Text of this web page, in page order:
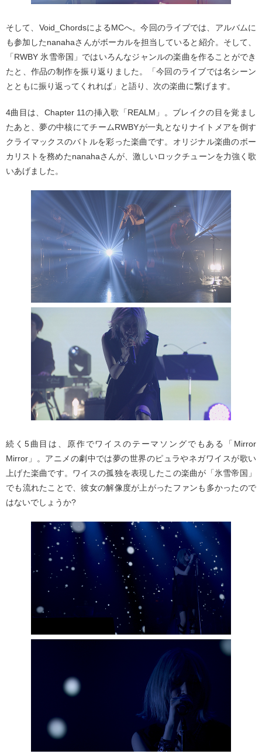
そして、Void_ChordsによるMCへ。今回のライブでは、アルバムに
も参加したnanahaさんがボーカルを担当していると紹介。そして、
「RWBY 氷雪帝国」ではいろんなジャンルの楽曲を作ることができ
たと、作品の制作を振り返りました。「今回のライブでは名シーン
とともに振り返ってくれれば」と語り、次の楽曲に繋げます。
4曲目は、Chapter 11の挿入歌「REALM」。ブレイクの目を覚まし
たあと、夢の中核にてチームRWBYが一丸となりナイトメアを倒す
クライマックスのバトルを彩った楽曲です。オリジナル楽曲のボー
カリストを務めたnanahaさんが、激しいロックチューンを力強く歌
いあげました。
続く5曲目は、原作でワイスのテーマソングでもある「Mirror
Mirror」。アニメの劇中では夢の世界のピュラやネガワイスが歌い
上げた楽曲です。ワイスの孤独を表現したこの楽曲が「氷雪帝国」
でも流れたことで、彼女の解像度が上がったファンも多かったので
はないでしょうか?